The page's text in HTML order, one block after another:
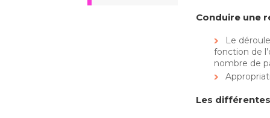
Conduire une
Le
fonction de
nombre de
Les